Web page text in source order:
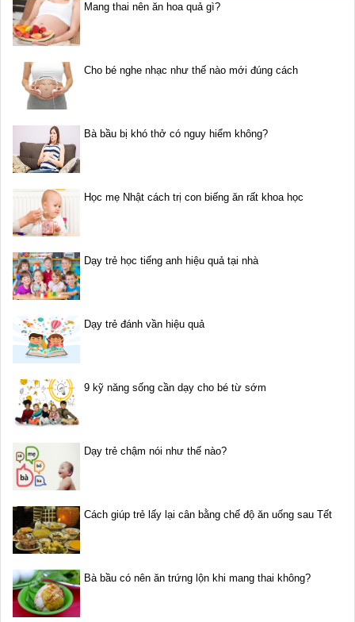
Mang thai nên ăn hoa quả gì?
Cho bé nghe nhạc như thế nào mới đúng cách
Bà bầu bị khó thở có nguy hiểm không?
Học mẹ Nhật cách trị con biếng ăn rất khoa học
Dạy trẻ học tiếng anh hiệu quả tại nhà
Dạy trẻ đánh vần hiệu quả
9 kỹ năng sống cần dạy cho bé từ sớm
Dạy trẻ chậm nói như thế nào?
Cách giúp trẻ lấy lại cân bằng chế độ ăn uống sau Tết
Bà bầu có nên ăn trứng lộn khi mang thai không?